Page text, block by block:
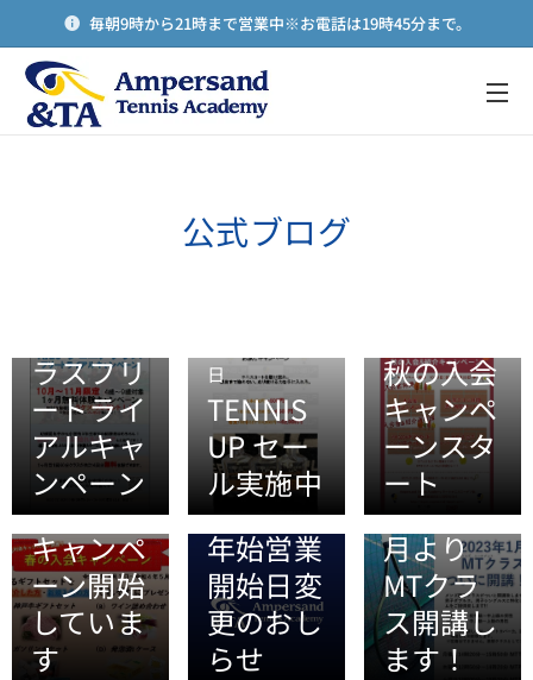
毎朝9時から21時まで営業中※お電話は19時45分まで。
公式ブログ
ラスフリ
ートライ
アルキャ
ンペーン
日
TENNIS
UP セー
ル実施中
秋の入会
キャンペ
ーンスタ
ート
2023年03月22
日
春の入会
キャンペ
ーン開始
していま
す
2023年01月03
日
※重要※
年始営業
開始日変
更のおし
らせ
2022年12月04
日
2023年1
月より
MTクラ
ス開講し
ます！